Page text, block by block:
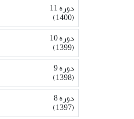
دوره 11
(1400)
دوره 10
(1399)
دوره 9
(1398)
دوره 8
(1397)